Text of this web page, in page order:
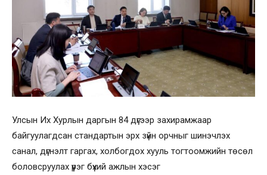
Улсын Их Хурлын даргын 84 дүгээр захирамжаар
байгуулагдсан стандартын эрх зүйн орчныг шинэчлэх
санал, дүгнэлт гаргах, холбогдох хууль тогтоомжийн төсөл
боловсруулах үүрэг бүхий ажлын хэсэг